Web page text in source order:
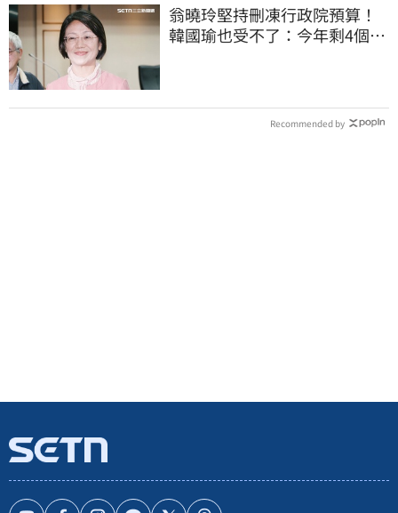
翁曉玲堅持刪凍行政院預算！
韓國瑜也受不了：今年剩4個月
Recommended by